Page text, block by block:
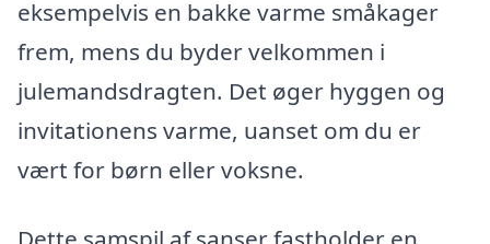
eksempelvis en bakke varme småkager
frem, mens du byder velkommen i
julemandsdragten. Det øger hyggen og
invitationens varme, uanset om du er
vært for børn eller voksne.